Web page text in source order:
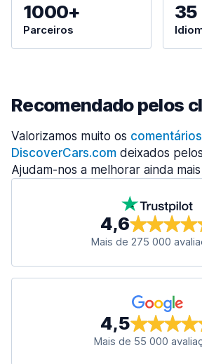
1000+
Parceiros
35
Recomendado pelos
Valorizamos muito os
DiscoverCars.com deixados
Ajudam-nos a melhorar ainda
4,6
Mais de 275 000
4,5
Mais de 55 000